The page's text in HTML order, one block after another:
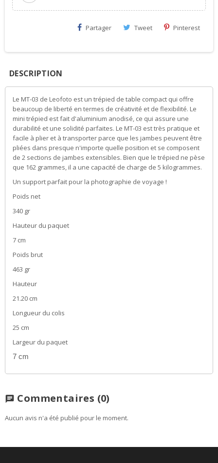
Partager Tweet Pinterest
DESCRIPTION
Le MT-03 de Leofoto est un trépied de table compact qui offre
beaucoup de liberté en termes de créativité et de flexibilité. Le
mini trépied est fait d'aluminium anodisé, ce qui assure une
durabilité et une solidité parfaites. Le MT-03 est très pratique et
facile à plier et à transporter parce que les jambes peuvent être
pliées dans presque n'importe quelle position et se composent
de 2 sections de jambes extensibles. Bien que le trépied ne pèse
que 162 grammes, il a une capacité de charge de 5 kilogrammes.
Un support parfait pour la photographie de voyage !
Poids net
340 gr
Hauteur du paquet
7 cm
Poids brut
463 gr
Hauteur
21.20 cm
Longueur du colis
25 cm
Largeur du paquet
7 cm
chat Commentaires (0)
Aucun avis n'a été publié pour le moment.